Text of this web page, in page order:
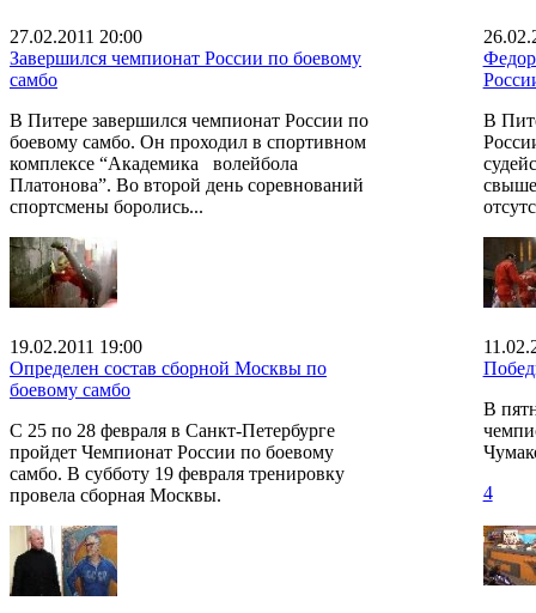
27.02.2011 20:00
Завершился чемпионат России по боевому
самбо
В Питере завершился чемпионат России по
боевому самбо. Он проходил в спортивном
комплексе “Академика волейбола
Платонова”. Во второй день соревнований
спортсмены боролись...
В
19.02.2011 19:00
Определен состав сборной Москвы по
боевому самбо
С 25 по 28 февраля в Санкт-Петербурге
пройдет Чемпионат России по боевому
самбо. В субботу 19 февраля тренировку
провела сборная Москвы.
В
4